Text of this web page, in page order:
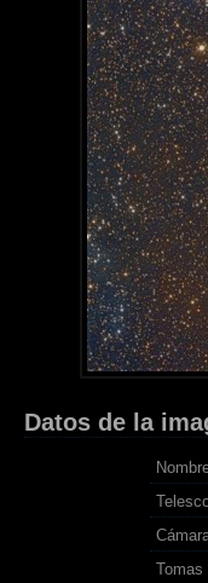
Datos de la
Tomas